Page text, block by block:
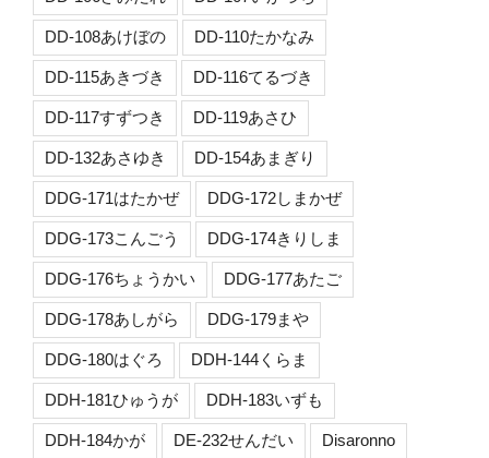
DD-108あけぼの DD-110たかなみ
DD-115あきづき DD-116てるづき
DD-117すずつき DD-119あさひ
DD-132あさゆき DD-154あまぎり
DDG-171はたかぜ DDG-172しまかぜ
DDG-173こんごう DDG-174きりしま
DDG-176ちょうかい DDG-177あたご
DDG-178あしがら DDG-179まや
DDG-180はぐろ DDH-144くらま
DDH-181ひゅうが DDH-183いずも
DDH-184かが DE-232せんだい Disaronno